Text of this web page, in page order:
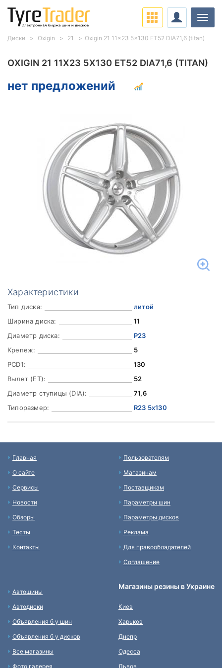
OXIGIN 21 11X23 5X130 ET52 DIA71,6 (TITAN)
нет предложений
Характеристики
Тип диска:
литой
Ширина диска:
11
Диаметр диска:
Р23
Крепеж:
5
PCD1:
130
Вылет (ET):
52
Диаметр ступицы (DIA):
71,6
Типоразмер:
R23 5x130
Диски Oxigin 21 Oxigin 21 11x23 5x130 ET52 DIA71,6 (titan)
Главная
О сайте
Сервисы
Новости
Обзоры
Тесты
Контакты
Пользователям
Магазинам
Поставщикам
Параметры шин
Параметры дисков
Реклама
Для правообладателей
Соглашение
Автошины
Автодиски
Объявления б у шин
Объявления б у дисков
Все магазины
Фото галерея
Магазины резины в Украине
Киев
Харьков
Днепр
Одесса
Львов